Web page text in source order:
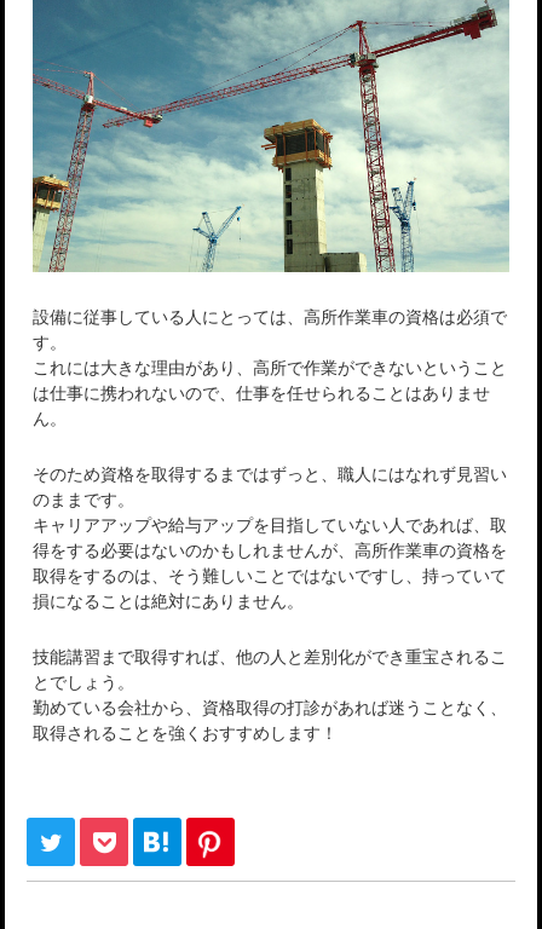
設備に従事している人にとっては、高所作業車の資格は必須で
す。
これには大きな理由があり、高所で作業ができないということ
は仕事に携われないので、仕事を任せられることはありませ
ん。
そのため資格を取得するまではずっと、職人にはなれず見習い
のままです。
キャリアアップや給与アップを目指していない人であれば、取
得をする必要はないのかもしれませんが、高所作業車の資格を
取得をするのは、そう難しいことではないですし、持っていて
損になることは絶対にありません。
技能講習まで取得すれば、他の人と差別化ができ重宝されるこ
とでしょう。
勤めている会社から、資格取得の打診があれば迷うことなく、
取得されることを強くおすすめします！